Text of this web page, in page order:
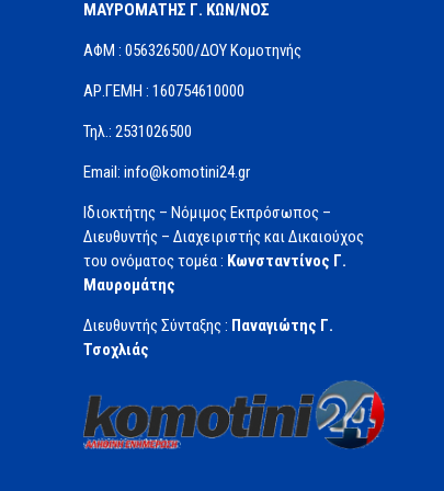
ΜΑΥΡΟΜΑΤΗΣ Γ. ΚΩΝ/ΝΟΣ
ΑΦΜ : 056326500/ΔOΥ Κομοτηνής
ΑΡ.ΓΕΜΗ : 160754610000
Τηλ.: 2531026500
Email: info@komotini24.gr
Ιδιοκτήτης – Νόμιμος Εκπρόσωπος –
Διευθυντής – Διαχειριστής και Δικαιούχος
του ονόματος τομέα : Κωνσταντίνος Γ.
Μαυρομάτης
Διευθυντής Σύνταξης : Παναγιώτης Γ.
Τσοχλιάς